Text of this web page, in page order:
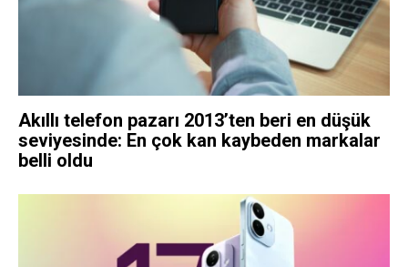
Akıllı telefon pazarı 2013’ten beri en düşük
seviyesinde: En çok kan kaybeden markalar
belli oldu